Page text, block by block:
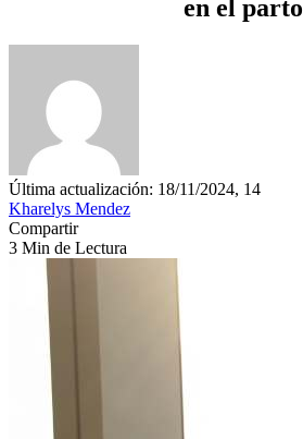
en el parto
Última actualización: 18/11/2024, 14
Kharelys Mendez
Compartir
3 Min de Lectura